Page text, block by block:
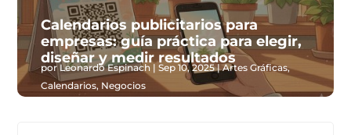
Calendarios publicitarios para
empresas: guía práctica para elegir,
diseñar y medir resultados
porLeonardo Espinach |Sep 10, 2025|Artes Gráficas,
Calendarios, Negocios